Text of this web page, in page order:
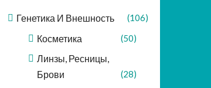
Генетика И Внешность (106)
Косметика (50)
Линзы, Ресницы,
Брови
(28)